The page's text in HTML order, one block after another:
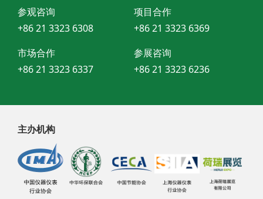
参观咨询
+86 21 3323 6308
项目合作
+86 21 3323 6369
市场合作
+86 21 3323 6337
参展咨询
+86 21 3323 6236
主办机构